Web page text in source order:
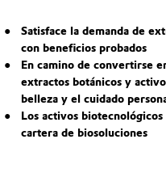
Satisface la demanda de
con beneficios probados
En camino de convertirse
extractos botánicos y
belleza y el cuidado
Los activos
cartera de biosoluciones